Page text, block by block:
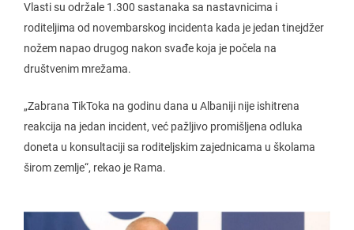
Vlasti su održale 1.300 sastanaka sa nastavnicima i
roditeljima od novembarskog incidenta kada je jedan tinejdžer
nožem napao drugog nakon svađe koja je počela na
društvenim mrežama.
„Zabrana TikToka na godinu dana u Albaniji nije ishitrena
reakcija na jedan incident, već pažljivo promišljena odluka
doneta u konsultaciji sa roditeljskim zajednicama u školama
širom zemlje“, rekao je Rama.